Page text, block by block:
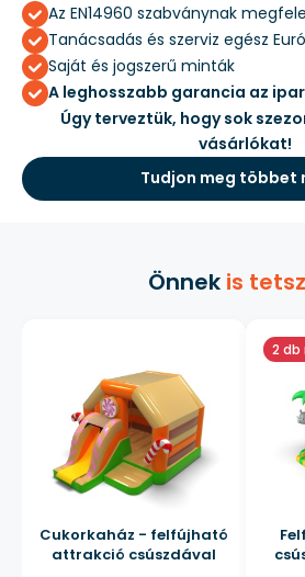
Az EN14960 szabványnak
Tanácsadás és szerviz egész
Saját és jogszerű minták
A leghosszabb garancia az
Úgy terveztük, hogy sok
vásárlókat!
Tudjon meg többet
Önnek is
Cukorkaház - felfújható
attrakció csúszdával
2